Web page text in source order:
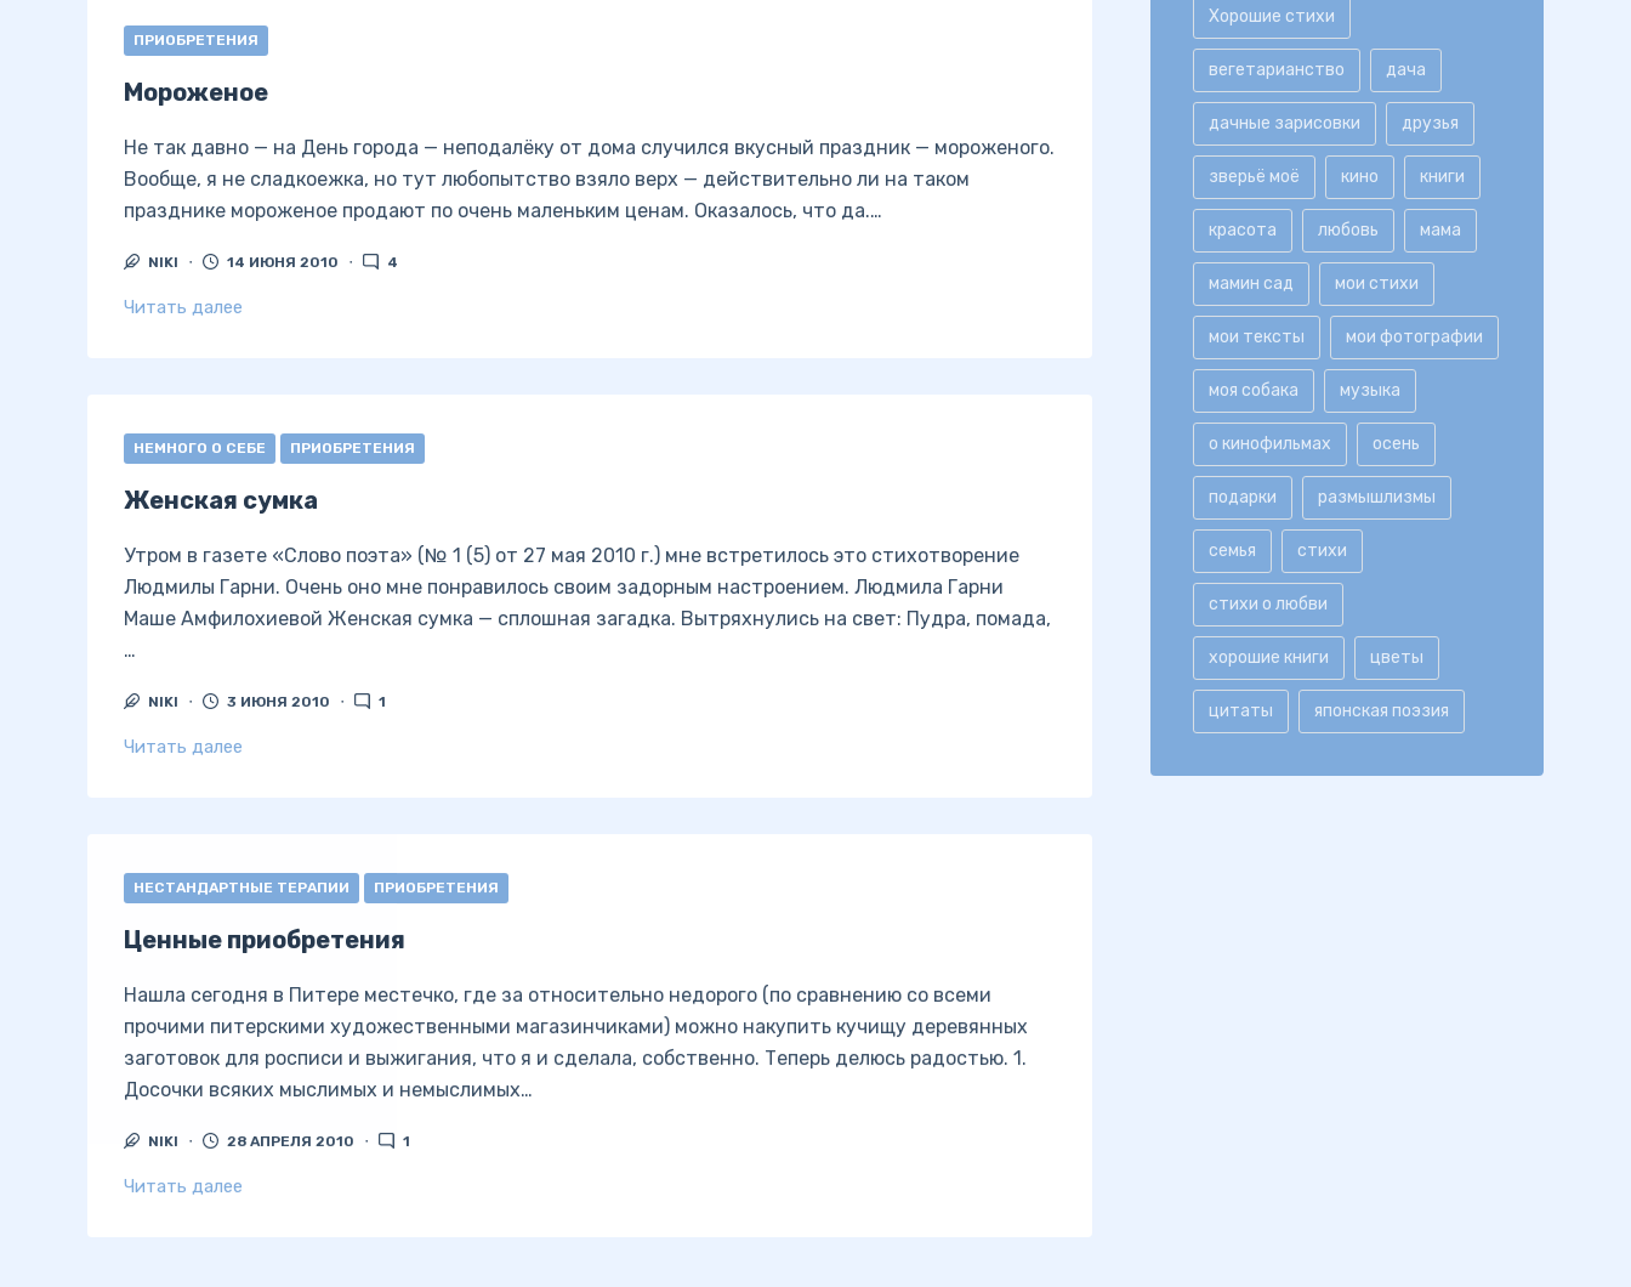
ПРИОБРЕТЕНИЯ
Мороженое
Не так давно — на День города — неподалёку от дома случился вкусный праздник — мороженого.
Вообще, я не сладкоежка, но тут любопытство взяло верх — действительно ли на таком
празднике мороженое продают по очень маленьким ценам. Оказалось, что да.…
NIKI 14 ИЮНЯ 2010 4
Читать далее
НЕМНОГО О СЕБЕ ПРИОБРЕТЕНИЯ
Женская сумка
Утром в газете «Слово поэта» (№ 1 (5) от 27 мая 2010 г.) мне встретилось это стихотворение
Людмилы Гарни. Очень оно мне понравилось своим задорным настроением. Людмила Гарни
Маше Амфилохиевой Женская сумка — сплошная загадка. Вытряхнулись на свет: Пудра, помада,
…
NIKI 3 ИЮНЯ 2010 1
Читать далее
НЕСТАНДАРТНЫЕ ТЕРАПИИ ПРИОБРЕТЕНИЯ
Ценные приобретения
Нашла сегодня в Питере местечко, где за относительно недорого (по сравнению со всеми
прочими питерскими художественными магазинчиками) можно накупить кучищу деревянных
заготовок для росписи и выжигания, что я и сделала, собственно. Теперь делюсь радостью. 1.
Досочки всяких мыслимых и немыслимых…
NIKI 28 АПРЕЛЯ 2010 1
Читать далее
Хорошие стихи
вегетарианство дача
дачные зарисовки друзья
зверьё моё кино книги
красота любовь мама
мамин сад мои стихи
мои тексты мои фотографии
моя собака музыка
о кинофильмах осень
подарки размышлизмы
семья стихи
стихи о любви
хорошие книги цветы
цитаты японская поэзия